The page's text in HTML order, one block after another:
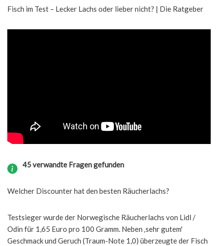
Fisch im Test – Lecker Lachs oder lieber nicht? | Die Ratgeber
45 verwandte Fragen gefunden
Welcher Discounter hat den besten Räucherlachs?
Testsieger wurde der Norwegische Räucherlachs von Lidl /
Odin für 1,65 Euro pro 100 Gramm. Neben ‚sehr gutem'
Geschmack und Geruch (Traum-Note 1,0) überzeugte der Fisch